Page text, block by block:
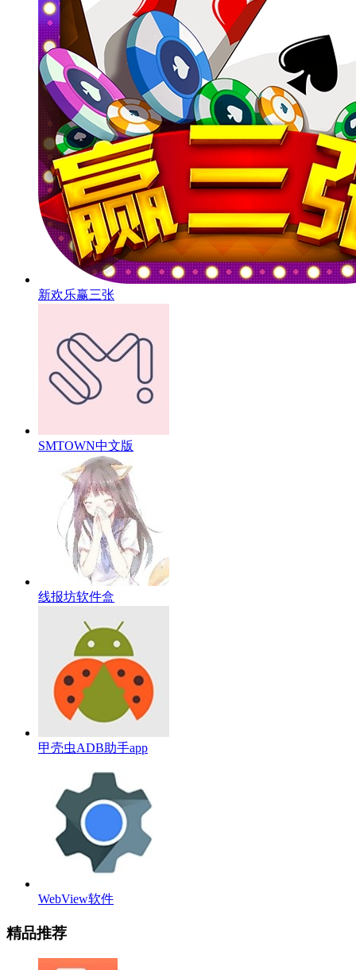
新欢乐赢三张
SMTOWN中文版
线报坊软件盒
甲壳虫ADB助手app
WebView软件
精品推荐